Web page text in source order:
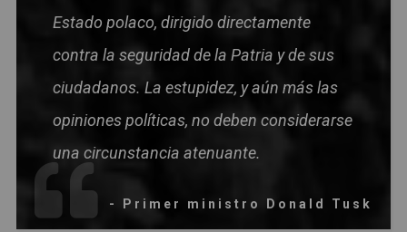
Estado polaco, dirigido directamente
contra la seguridad de la Patria y de sus
ciudadanos. La estupidez, y aún más las
opiniones políticas, no deben considerarse
una circunstancia atenuante.
- Primer ministro Donald Tusk